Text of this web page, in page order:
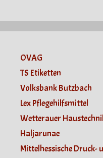
OVAG
TS Etiketten
Volksbank Butzbach
Lex Pflegehilfsmittel
Wetterauer
Haljarunae
Mittelhessische Druck-